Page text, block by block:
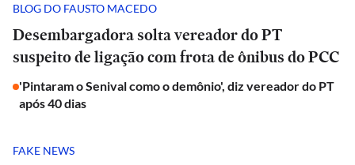
BLOG DO FAUSTO MACEDO
Desembargadora solta vereador do PT
suspeito de ligação com frota de ônibus do PCC
'Pintaram o Senival como o demônio', diz vereador do PT
após 40 dias
FAKE NEWS